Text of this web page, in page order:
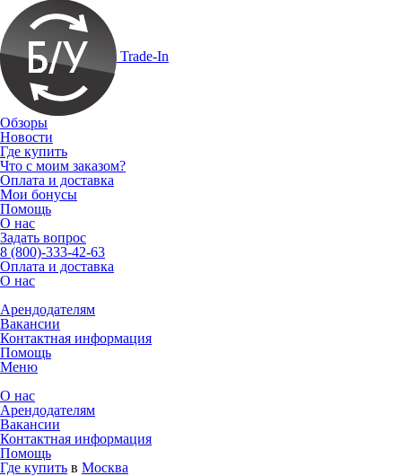
Trade-In
Обзоры
Новости
Где купить
Что с моим заказом?
Оплата и доставка
Мои бонусы
Помощь
О нас
Задать вопрос
8 (800)-333-42-63
Оплата и доставка
О нас
Арендодателям
Вакансии
Контактная информация
Помощь
Меню
О нас
Арендодателям
Вакансии
Контактная информация
Помощь
Где купить в Москва